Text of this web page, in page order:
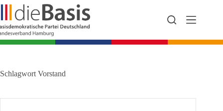
Zum
Inhalt
springen
Schlagwort Vorstand